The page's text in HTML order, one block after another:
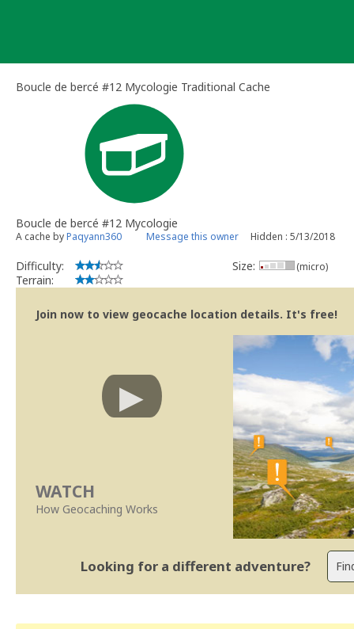
Boucle de bercé #12 Mycologie Traditional Cache
Boucle de bercé #12 Mycologie
A cache byPaqyann360 Message this owner Hidden : 5/13/2018
Difficulty:
Terrain:
Size: (micro)
Join now to view geocache location details. It's free!
WATCH
How Geocaching Works
Looking for a different adventure?